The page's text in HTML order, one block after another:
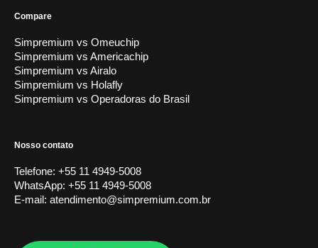
Compare
Simpremium vs Omeuchip
Simpremium vs Americachip
Simpremium vs Airalo
Simpremium vs Holafly
Simpremium vs Operadoras do Brasil
Nosso contato
Telefone: +55 11 4949-5008
WhatsApp: +55 11 4949-5008
E-mail: atendimento@simpremium.com.br